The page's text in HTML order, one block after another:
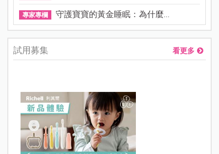
專家專欄 守護寶寶的黃金睡眠：為什麼...
試用募集 看更多